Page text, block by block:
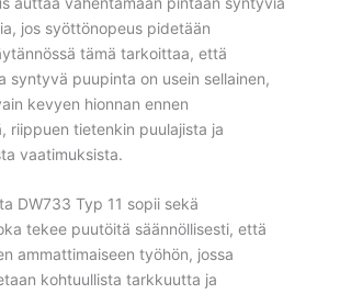
jos syöttönopeus pidetään
tämä tarkoittaa, että
syntyvä puupinta on usein sellainen,
kevyen hionnan ennen
riippuen tietenkin puulajista ja
vaatimuksista.
DW733 Typ 11 sopii sekä
tekee puutöitä säännöllisesti, että
ammattimaiseen työhön, jossa
kohtuullista tarkkuutta ja